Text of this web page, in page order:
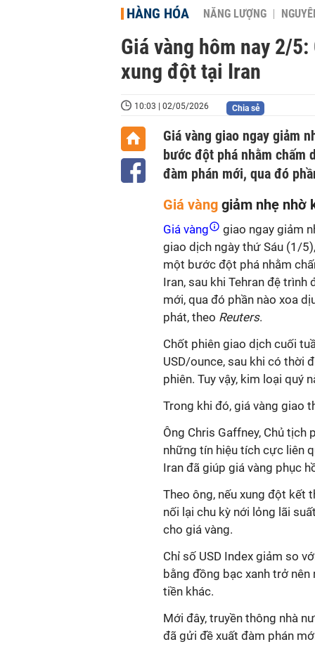
HÀNG HÓA NĂNG LƯỢNG
Giá vàng hôm nay 2/
xung đột tại Iran
10:03 | 02/05/2026 Chia sẻ
Giá vàng giao ngay giảm
bước đột phá nhằm chấm
đàm phán mới, qua đó
Giá vàng giảm nhẹ nhờ
Giá vàng
giao ngay giảm
giao dịch ngày thứ Sáu (1/
một bước đột phá nhằm
Iran, sau khi Tehran đệ trình
mới, qua đó phần nào xoa
phát, theo Reuters.
Chốt phiên giao dịch cuối
USD/ounce, sau khi có thời
phiên. Tuy vậy, kim loại quý
Trong khi đó, giá vàng giao
Ông Chris Gaffney, Chủ
những tín hiệu tích cực liên
Iran đã giúp giá vàng phục
Theo ông, nếu xung đột kết
nối lại chu kỳ nới lỏng lãi
cho giá vàng.
Chỉ số USD Index giảm so
bằng đồng bạc xanh trở
tiền khác.
Mới đây, truyền thông nhà
đã gửi đề xuất đàm phán